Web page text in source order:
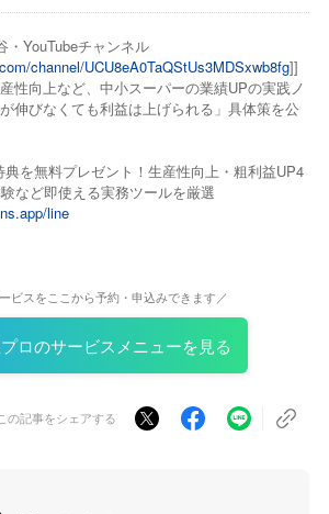
・YouTubeチャンネル
channel/UCU8eA0TaQStUs3MDSxwb8fg]]
性向上など、中小スーパーの業績UPの実践ノ
伸びなくても利益は上げられる」具体策を公
を無料プレゼント！生産性向上・粗利益UP4
など即使える実務ツールを厳選
line
ビスをここから予約・申込みできます／
ロのサービスメニューを見る
の記事をシェアする